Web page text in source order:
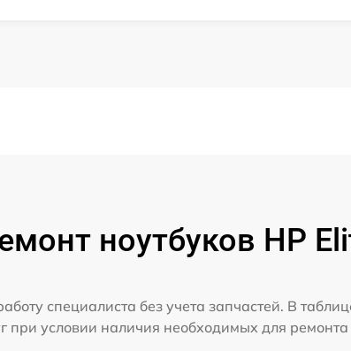
ноутбуков HP
специалиста без учета запчастей. В
при условии наличия необходимых для